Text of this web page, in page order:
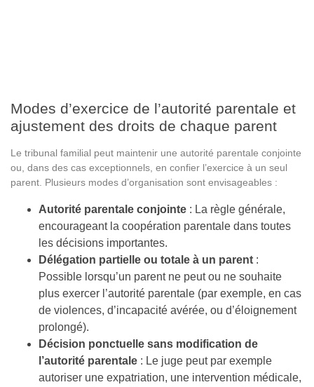
Modes d’exercice de l’autorité parentale et
ajustement des droits de chaque parent
Le tribunal familial peut maintenir une autorité parentale conjointe
ou, dans des cas exceptionnels, en confier l’exercice à un seul
parent. Plusieurs modes d’organisation sont envisageables :
Autorité parentale conjointe : La règle générale,
encourageant la coopération parentale dans toutes
les décisions importantes.
Délégation partielle ou totale à un parent :
Possible lorsqu’un parent ne peut ou ne souhaite
plus exercer l’autorité parentale (par exemple, en cas
de violences, d’incapacité avérée, ou d’éloignement
prolongé).
Décision ponctuelle sans modification de
l’autorité parentale : Le juge peut par exemple
autoriser une expatriation, une intervention médicale,